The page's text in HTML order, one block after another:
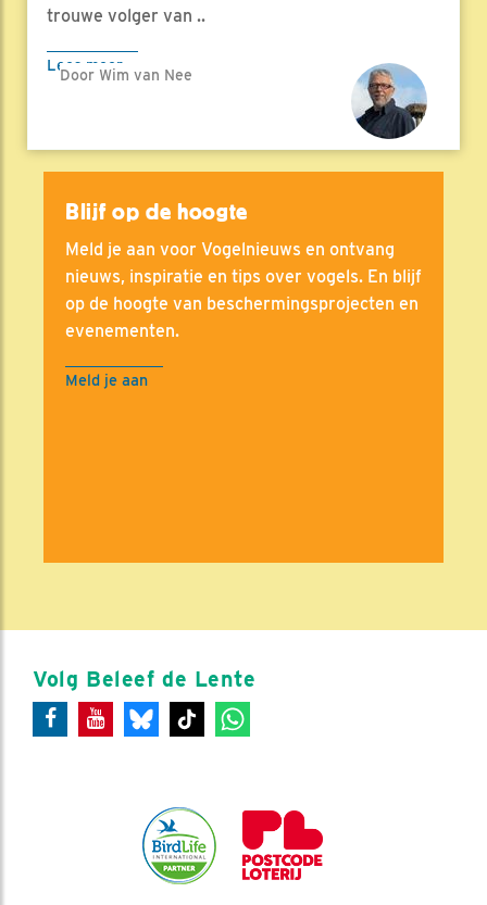
trouwe volger van ..
Lees meer
Door Wim van Nee
Blijf op de hoogte
Meld je aan voor Vogelnieuws en ontvang
nieuws, inspiratie en tips over vogels. En blijf
op de hoogte van beschermingsprojecten en
evenementen.
Meld je aan
Volg Beleef de Lente